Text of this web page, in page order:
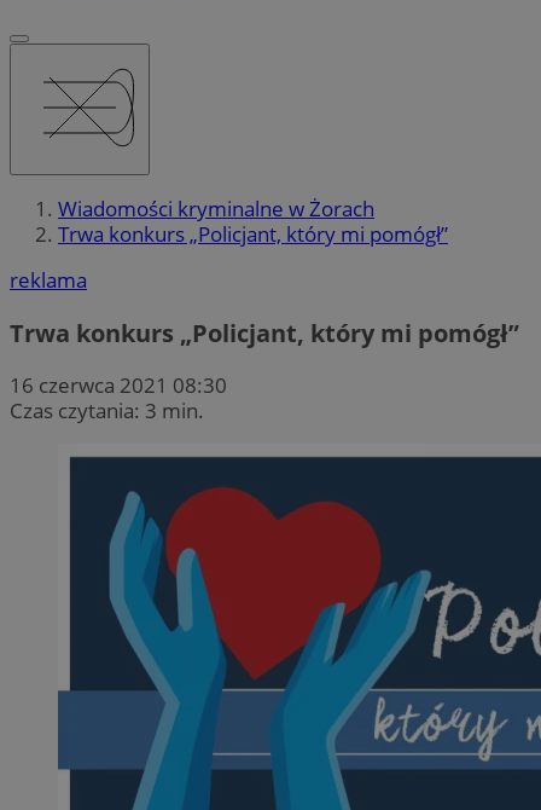
Wiadomości kryminalne w Żorach
Trwa konkurs „Policjant, który mi pomógł”
reklama
Trwa konkurs „Policjant, który mi pomógł”
16 czerwca 2021 08:30
Czas czytania: 3 min.